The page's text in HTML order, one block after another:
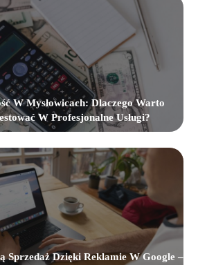
W Mysłowicach: Dlaczego Warto
W Profesjonalne Usługi?
Sprzedaż Dzięki Reklamie W Google –